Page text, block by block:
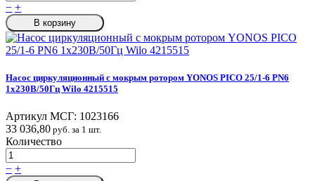
− +
В корзину
Насос циркуляционный с мокрым ротором YONOS PICO 25/1-6 PN6
1х230В/50Гц Wilo 4215515
Артикул МСГ: 1023166
33 036,80 руб. за 1 шт.
Количество
− +